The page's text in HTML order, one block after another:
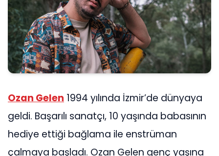
Ozan Gelen 1994 yılında İzmir’de dünyaya
geldi. Başarılı sanatçı, 10 yaşında babasının
hediye ettiği bağlama ile enstrüman
çalmaya başladı. Ozan Gelen genç yaşına